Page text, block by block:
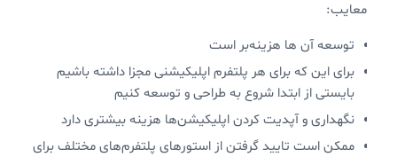
معایب:
توسعه آن ها هزینه‌بر است
برای این که برای هر پلتفرم اپلیکیشنی مجزا داشته باشیم
بایستی از ابتدا شروع به طراحی و توسعه کنیم
نگهداری و آپدیت کردن اپلیکیشن‌ها هزینه بیشتری دارد
ممکن است تایید گرفتن از استورهای پلتفرم‌های مختلف برای